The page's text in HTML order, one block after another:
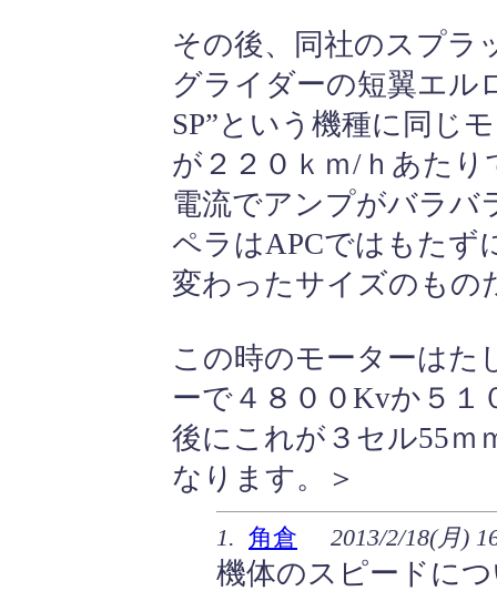
その後、同社のスプラ
グライダーの短翼エル
SP”という機種に同じ
が２２０ｋｍ/ｈあた
電流でアンプがバラバ
ペラはAPCではもたず
変わったサイズのもの
この時のモーターはた
ーで４８００Kvか５
後にこれが３セル55ｍ
なります。＞
1. 角倉 2013/2/18(月)
機体のスピードに